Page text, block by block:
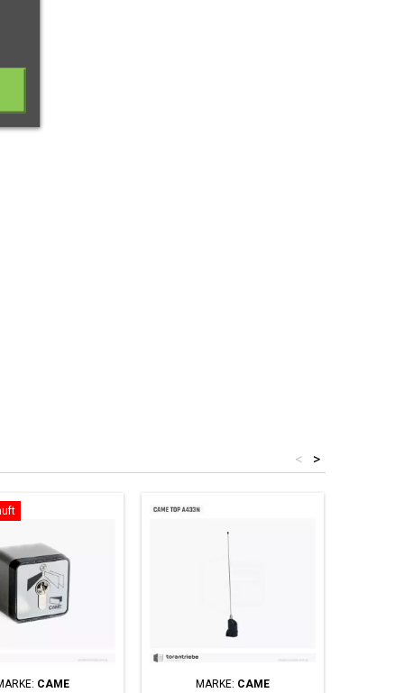
>
<
CAME MARKE: CAME